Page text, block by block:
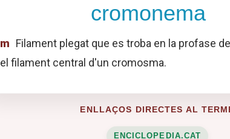
cromonema
m Filament plegat que es troba en la profase
el filament central d'un cromosma.
ENLLAÇOS DIRECTES AL
ENCICLOPEDIA.CAT